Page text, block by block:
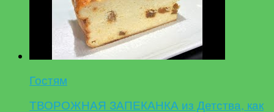
Гостям
ТВОРОЖНАЯ ЗАПЕКАНКА из Детства, как